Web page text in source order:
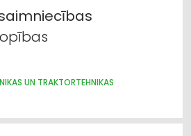
UN TRAKTORTEHNIKAS